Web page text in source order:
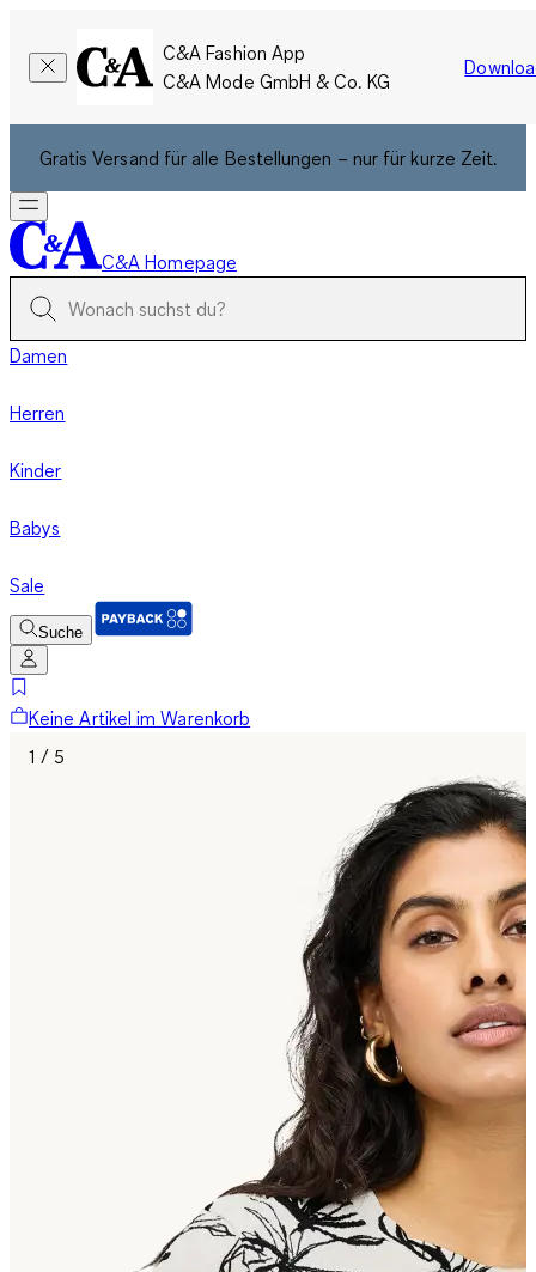
C&A Fashion App
C&A Mode GmbH & Co. KG
Gratis Versand für alle Bestellungen – nur für kurze Zeit.
C&A Homepage
Damen
Herren
Kinder
Babys
Sale
Suche
Keine Artikel im Warenkorb
1 / 5